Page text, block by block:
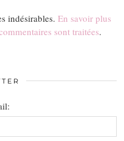
indésirables. En savoir plus
sont traitées.